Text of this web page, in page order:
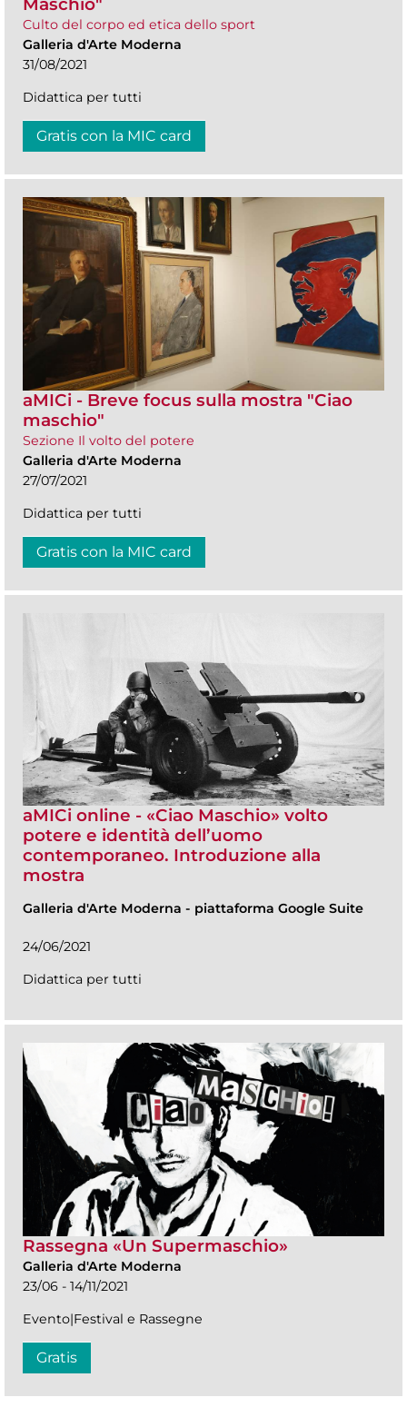
Culto del corpo ed etica dello sport
Galleria d'Arte Moderna
31/08/2021
Didattica per tutti
Gratis con la MIC card
aMICi - Breve focus sulla mostra "Ciao
maschio"
Sezione Il volto del potere
Galleria d'Arte Moderna
27/07/2021
Didattica per tutti
Gratis con la MIC card
aMICi online - «Ciao Maschio» volto
potere e identità dell’uomo
contemporaneo. Introduzione alla
mostra
Galleria d'Arte Moderna - piattaforma Google Suite
24/06/2021
Didattica per tutti
Rassegna «Un Supermaschio»
Galleria d'Arte Moderna
23/06 - 14/11/2021
Evento|Festival e Rassegne
Gratis